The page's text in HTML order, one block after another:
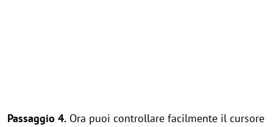
Passaggio 4. Ora puoi controllare facilmente il cursore